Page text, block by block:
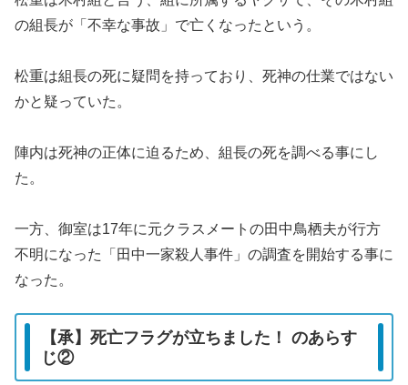
の組長が「不幸な事故」で亡くなったという。
松重は組長の死に疑問を持っており、死神の仕業ではない
かと疑っていた。
陣内は死神の正体に迫るため、組長の死を調べる事にし
た。
一方、御室は17年に元クラスメートの田中鳥栖夫が行方
不明になった「田中一家殺人事件」の調査を開始する事に
なった。
【承】死亡フラグが立ちました！ のあらす
じ②